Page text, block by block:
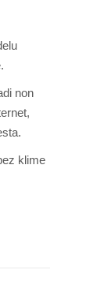
non
klime